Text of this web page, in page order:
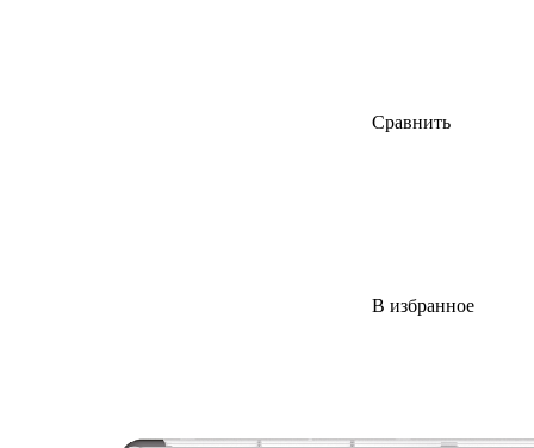
Сравнить
В избранное